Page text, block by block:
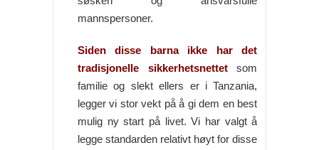
mannspersoner.
Siden disse barna ikke har det
tradisjonelle sikkerhetsnettet
som
familie og slekt ellers er i Tanzania,
legger vi stor vekt på å gi dem en best
mulig ny start på livet. Vi har valgt å
legge standarden relativt høyt for disse